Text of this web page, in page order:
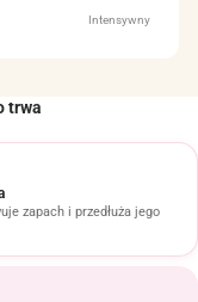
Intensywny
trwa
zapach i przedłuża jego